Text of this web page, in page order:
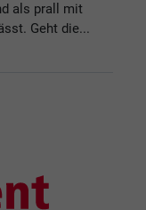
als prall mit
Geht die...